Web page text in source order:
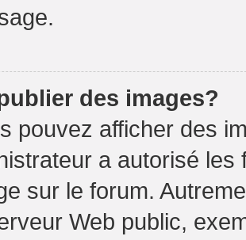
des images?
pouvez afficher des
a autorisé
sur le forum.
Web public,